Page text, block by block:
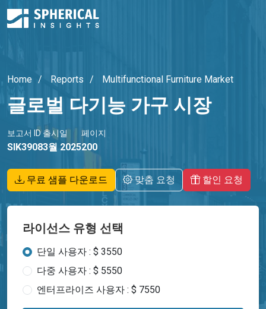
Home Reports Multifunctional Furniture Market
글로벌 다기능 가구 시장
보고서 ID
SIK3908
출시일
3월 2025
페이지
200
무료 샘플 다운로드 맞춤 요청 할인 요청
라이선스 유형 선택
단일 사용자 : $ 3550
다중 사용자 : $ 5550
엔터프라이즈 사용자 : $ 7550